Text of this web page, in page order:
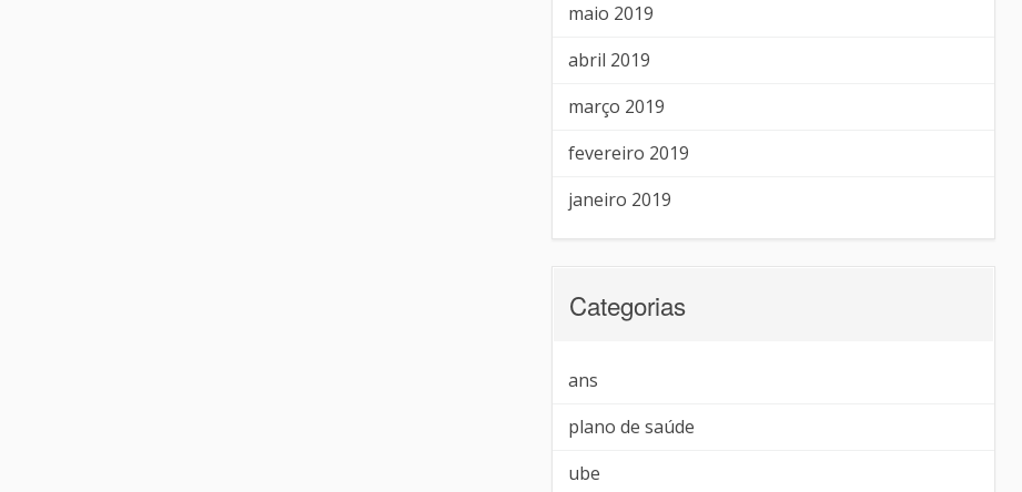
maio 2019
abril 2019
março 2019
fevereiro 2019
janeiro 2019
Categorias
ans
plano de saúde
ube